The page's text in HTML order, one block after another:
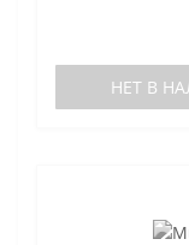
НЕТ В